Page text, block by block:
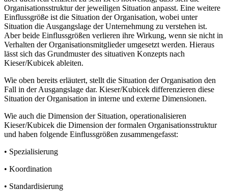
Organisationsstruktur der jeweiligen Situation anpasst. Eine weitere
Einflussgröße ist die Situation der Organisation, wobei unter
Situation die Ausgangslage der Unternehmung zu verstehen ist.
Aber beide Einflussgrößen verlieren ihre Wirkung, wenn sie nicht in
Verhalten der Organisationsmitglieder umgesetzt werden. Hieraus
lässt sich das Grundmuster des situativen Konzepts nach
Kieser/Kubicek ableiten.
Wie oben bereits erläutert, stellt die Situation der Organisation den
Fall in der Ausgangslage dar. Kieser/Kubicek differenzieren diese
Situation der Organisation in interne und externe Dimensionen.
Wie auch die Dimension der Situation, operationalisieren
Kieser/Kubicek die Dimension der formalen Organisationsstruktur
und haben folgende Einflussgrößen zusammengefasst:
• Spezialisierung
• Koordination
• Standardisierung